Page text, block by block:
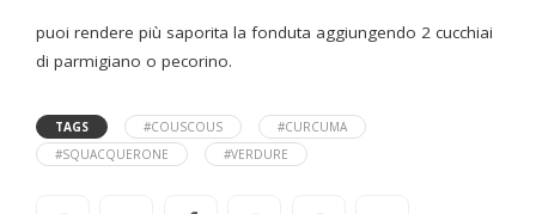
puoi rendere più saporita la fonduta aggiungendo 2 cucchiai
di parmigiano o pecorino.
TAGS #COUSCOUS
#CURCUMA
#SQUACQUERONE
#VERDURE